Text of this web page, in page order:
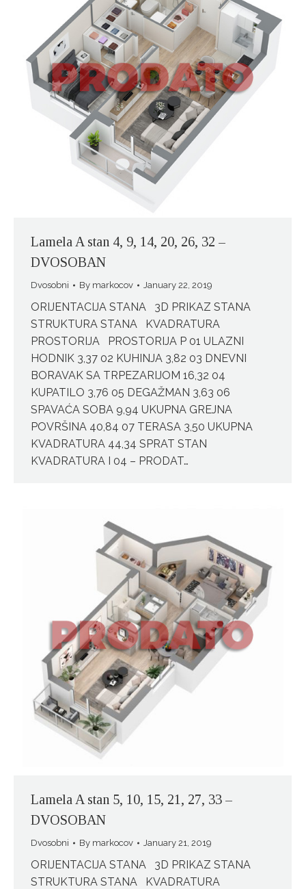
Lamela A stan 4, 9, 14, 20, 26, 32 –
DVOSOBAN
Dvosobni By markocov January 22, 2019
ORIJENTACIJA STANA 3D PRIKAZ STANA
STRUKTURA STANA KVADRATURA
PROSTORIJA PROSTORIJA P 01 ULAZNI
HODNIK 3,37 02 KUHINJA 3,82 03 DNEVNI
BORAVAK SA TRPEZARIJOM 16,32 04
KUPATILO 3,76 05 DEGAŽMAN 3,63 06
SPAVAĆA SOBA 9,94 UKUPNA GREJNA
POVRŠINA 40,84 07 TERASA 3,50 UKUPNA
KVADRATURA 44,34 SPRAT STAN
KVADRATURA I 04 – PRODAT…
Lamela A stan 5, 10, 15, 21, 27, 33 –
DVOSOBAN
Dvosobni By markocov January 21, 2019
ORIJENTACIJA STANA 3D PRIKAZ STANA
STRUKTURA STANA KVADRATURA